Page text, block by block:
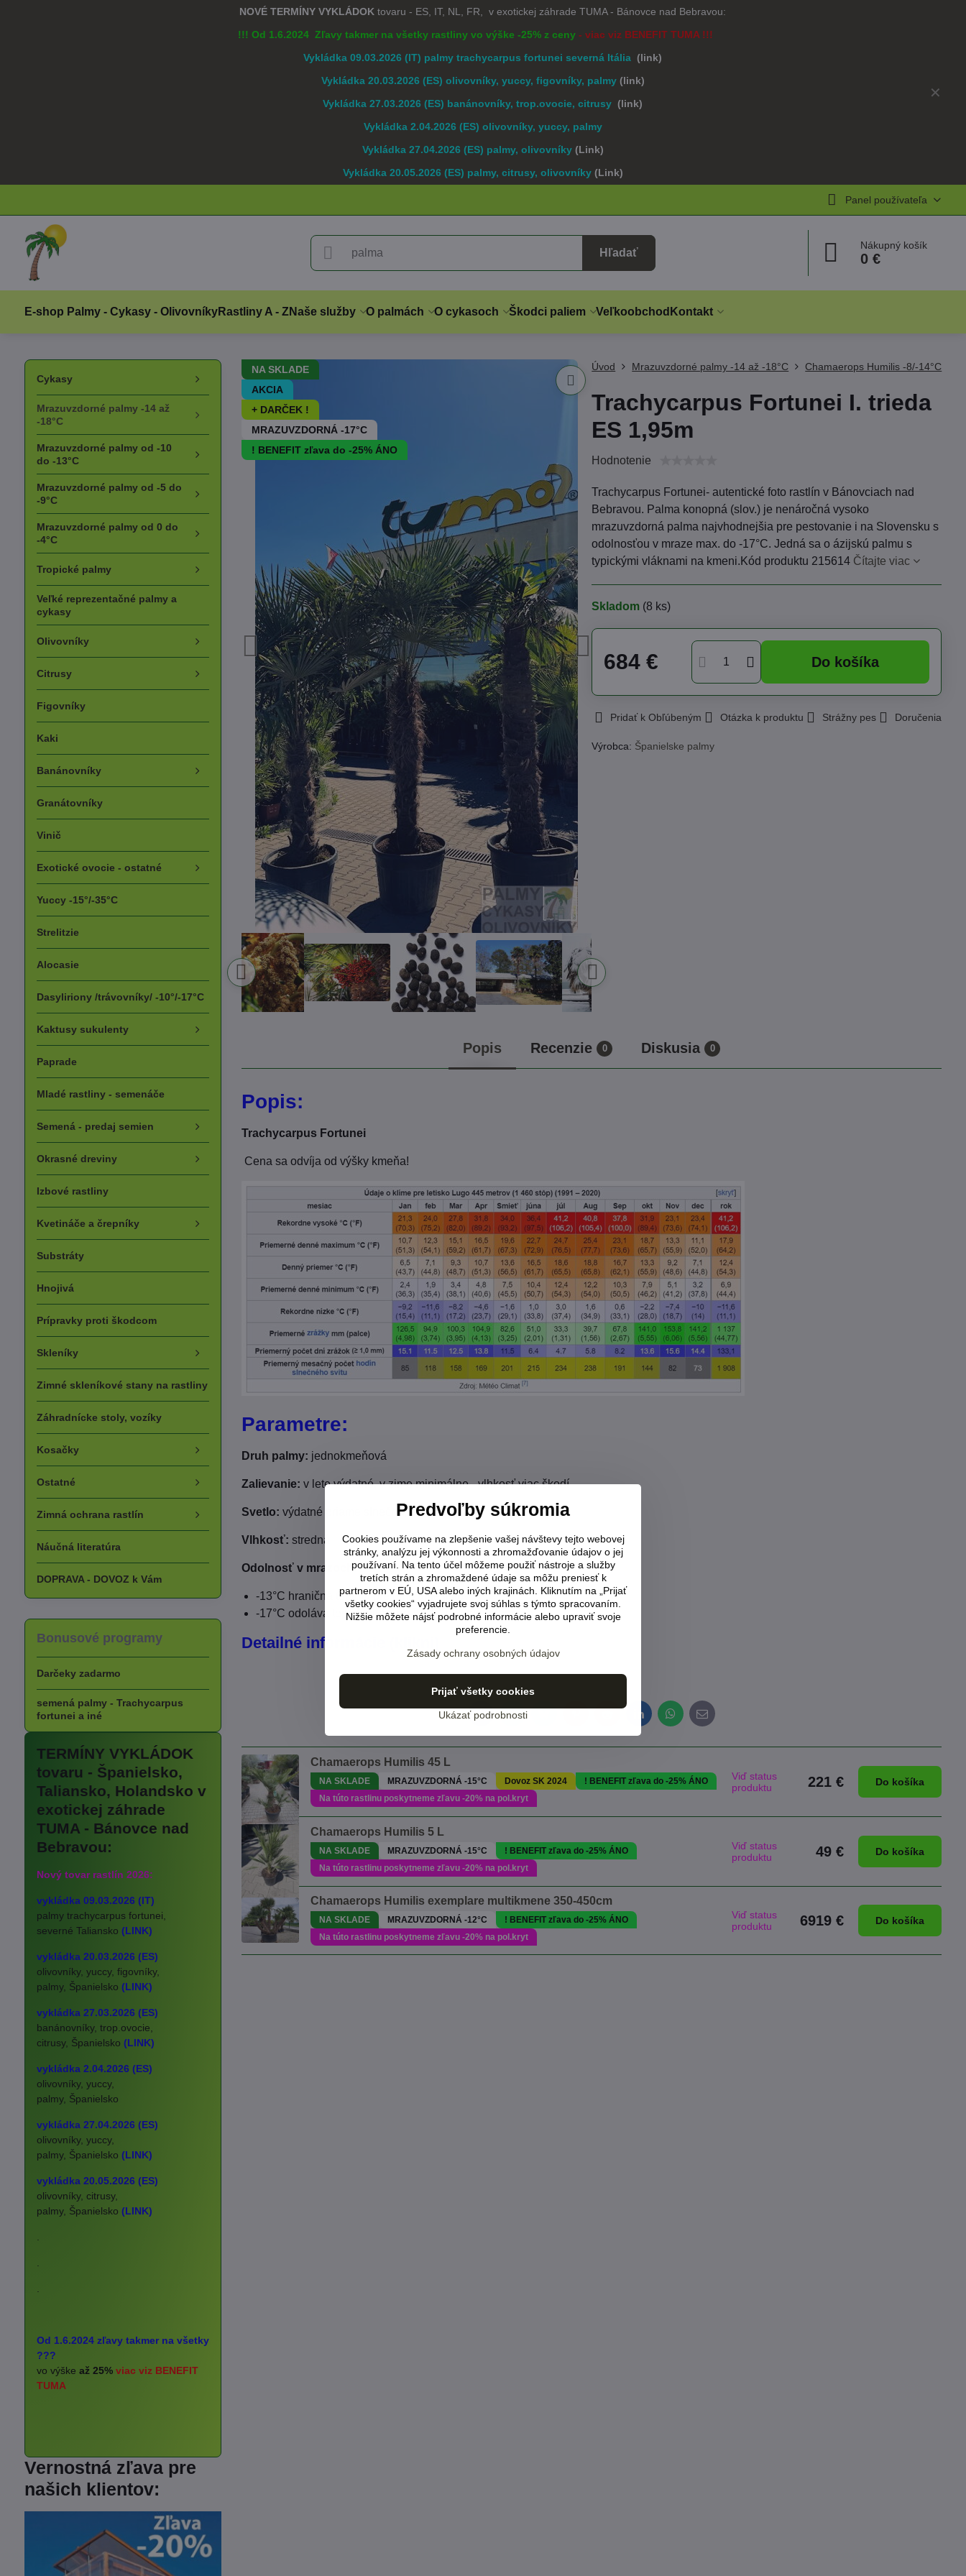
✕
NOVÉ TERMÍNY VYKLÁDOK tovaru - ES, IT, NL, FR, v exotickej záhrade TUMA - Bánovce nad Bebravou:
!!! Od 1.6.2024 Zľavy takmer na všetky rastliny vo výške -25% z ceny- viac viz BENEFIT TUMA !!!
Vykládka 09.03.2026 (IT) palmy trachycarpus fortunei severná Itália(link)
Vykládka 20.03.2026 (ES) olivovníky, yuccy, figovníky, palmy (link)
Vykládka 27.03.2026 (ES) banánovníky, trop.ovocie, citrusy(link)
Vykládka 2.04.2026 (ES) olivovníky, yuccy, palmy
Vykládka 27.04.2026 (ES) palmy, olivovníky (Link)
Vykládka 20.05.2026 (ES) palmy, citrusy, olivovníky (Link)
Panel používateľa
Hľadať
Nákupný košík
0 €
E-shop Palmy - Cykasy - OlivovníkyRastliny A - ZNaše služby O palmách O cykasoch Škodci paliem Veľkoobchod Kontakt
NA SKLADE
AKCIA
+ DARČEK !
MRAZUVZDORNÁ -17°C
! BENEFIT zľava do -25% ÁNO
Úvod Mrazuvzdorné palmy -14 až -18°C Chamaerops Humilis -8/-14°C
Trachycarpus Fortunei I. trieda
ES 1,95m
Hodnotenie
Trachycarpus Fortunei- autentické foto rastlín v Bánovciach nad
Bebravou. Palma konopná (slov.) je nenáročná vysoko
mrazuvzdorná palma najvhodnejšia pre pestovanie i na Slovensku s
odolnosťou v mraze max. do -17°C. Jedná sa o ázijskú palmu s
typickými vláknami na kmeni.Kód produktu 215614 Čítajte viac
Skladom (8 ks)
684 € Do košíka
Pridať k Obľúbeným Otázka k produktu Strážny pes Doručenia
Výrobca: Španielske palmy
Popis Recenzie 0 Diskusia 0
Popis:
Trachycarpus Fortunei
Cena sa odvíja od výšky kmeňa!
Parametre:
Druh palmy: jednokmeňová
Zalievanie: v lete výdatné, v zime minimálne - vlhkosť viac škodí
Svetlo: výdatné priame slnečné, od malej až po veľké,
Vlhkosť: stredná
Odolnosť v mrazoch:
-13°C hraničná teplota pre omŕzanie listov
-17°C odoláva tejto teplote, pri -20°C rastlina odumiera
Detailné informácie (klikni)
Facebook
Twitter LinkedInWhatsApp
E-
mail
Chamaerops Humilis 45 L
NA SKLADE MRAZUVZDORNÁ -15°C Dovoz SK 2024
! BENEFIT zľava do -25% ÁNO
Na túto rastlinu poskytneme zľavu -20% na pol.kryt
Viď status
produktu
221 € Do košíka
Chamaerops Humilis 5 L
NA SKLADE MRAZUVZDORNÁ -15°C
! BENEFIT zľava do -25% ÁNO
Na túto rastlinu poskytneme zľavu -20% na pol.kryt
Viď status
produktu
49 € Do košíka
Chamaerops Humilis exemplare multikmene 350-450cm
NA SKLADE MRAZUVZDORNÁ -12°C
! BENEFIT zľava do -25% ÁNO
Na túto rastlinu poskytneme zľavu -20% na pol.kryt
Viď status
produktu
6919 € Do košíka
Cykasy
Mrazuvzdorné palmy -14 až
-18°C
Mrazuvzdorné palmy od -10
do -13°C
Mrazuvzdorné palmy od -5 do
-9°C
Mrazuvzdorné palmy od 0 do
-4°C
Tropické palmy
Veľké reprezentačné palmy a
cykasy
Olivovníky
Citrusy
Figovníky
Kaki
Banánovníky
Granátovníky
Vinič
Exotické ovocie - ostatné
Yuccy -15°/-35°C
Strelitzie
Alocasie
Dasyliriony /trávovníky/ -10°/-17°C
Kaktusy sukulenty
Paprade
Mladé rastliny - semenáče
Semená - predaj semien
Okrasné dreviny
Izbové rastliny
Kvetináče a črepníky
Substráty
Hnojivá
Prípravky proti škodcom
Skleníky
Zimné skleníkové stany na rastliny
Záhradnícke stoly, vozíky
Kosačky
Ostatné
Zimná ochrana rastlín
Náučná literatúra
DOPRAVA - DOVOZ k Vám
Bonusové programy
Darčeky zadarmo
semená palmy - Trachycarpus
fortunei a iné
TERMÍNY VYKLÁDOK
tovaru - Španielsko,
Taliansko, Holandsko v
exotickej záhrade
TUMA - Bánovce nad
Bebravou:
Nový tovar rastlín 2026:
vykládka 09.03.2026 (IT)
palmy trachycarpus fortunei,
severné Taliansko (LINK)
vykládka 20.03.2026 (ES)
olivovníky, yuccy, figovníky,
palmy, Španielsko (LINK)
vykládka 27.03.2026 (ES)
banánovníky, trop.ovocie,
citrusy, Španielsko (LINK)
vykládka 2.04.2026 (ES)
olivovníky, yuccy,
palmy, Španielsko
vykládka 27.04.2026 (ES)
olivovníky, yuccy,
palmy, Španielsko (LINK)
vykládka 20.05.2026 (ES)
olivovníky, citrusy,
palmy, Španielsko (LINK)
Od 1.6.2024 zľavy takmer na všetky
???
vo výške až 25% viac viz BENEFIT
TUMA
Vernostná zľava pre
našich klientov:
Predvoľby súkromia
Cookies používame na zlepšenie vašej návštevy tejto webovej
stránky, analýzu jej výkonnosti a zhromažďovanie údajov o jej
používaní. Na tento účel môžeme použiť nástroje a služby
tretích strán a zhromaždené údaje sa môžu preniesť k
partnerom v EÚ, USA alebo iných krajinách. Kliknutím na „Prijať
všetky cookies“ vyjadrujete svoj súhlas s týmto spracovaním.
Nižšie môžete nájsť podrobné informácie alebo upraviť svoje
preferencie.
Zásady ochrany osobných údajov
Ukázať podrobnosti
Prijať všetky cookies